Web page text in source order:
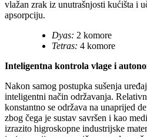
vlažan zrak iz unutrašnjosti kućišta i
apsorpciju.
Dyas: 2 komore
Tetras: 4 komore
Inteligentna kontrola vlage i
Nakon samog postupka sušenja
inteligentni način održavanja.
konstantno se održava na unaprijed
zbog čega je sustav savršen i kao
izrazito higroskopne industrijske